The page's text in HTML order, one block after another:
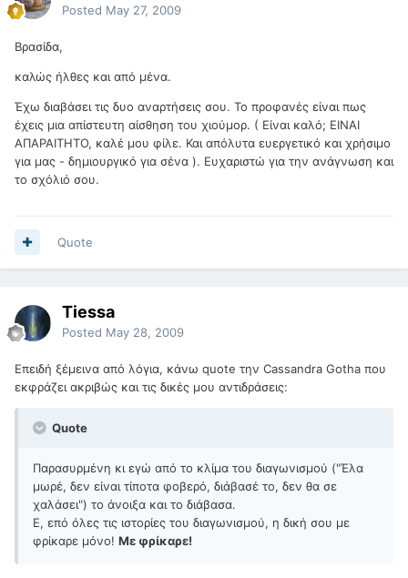
Posted May 27, 2009
Βρασίδα,
καλώς ήλθες και από μένα.
Έχω διαβάσει τις δυο αναρτήσεις σου. Το προφανές είναι πως
έχεις μια απίστευτη αίσθηση του χιούμορ. ( Είναι καλό; ΕΙΝΑΙ
ΑΠΑΡΑΙΤΗΤΟ, καλέ μου φίλε. Και απόλυτα ευεργετικό και χρήσιμο
για μας - δημιουργικό για σένα ). Ευχαριστώ για την ανάγνωση και
το σχόλιό σου.
Quote
Tiessa
Posted May 28, 2009
Επειδή ξέμεινα από λόγια, κάνω quote την Cassandra Gotha που
εκφράζει ακριβώς και τις δικές μου αντιδράσεις:
Quote
Παρασυρμένη κι εγώ από το κλίμα του διαγωνισμού ("Έλα
μωρέ, δεν είναι τίποτα φοβερό, διάβασέ το, δεν θα σε
χαλάσει") το άνοιξα και το διάβασα.
Ε, επό όλες τις ιστορίες του διαγωνισμού, η δική σου με
φρίκαρε μόνο! Με φρίκαρε!